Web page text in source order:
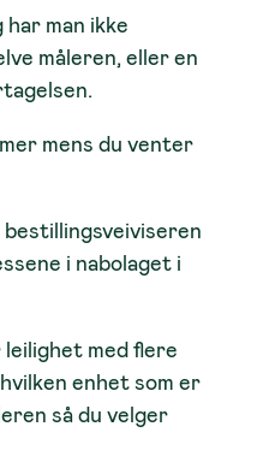
man ikke
måleren, eller en
mens du venter
bestillingsveiviseren
i nabolaget i
med flere
enhet som er
så du velger